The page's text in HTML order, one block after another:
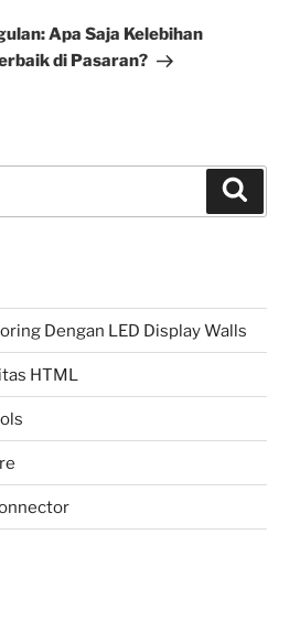
Apa Saja Kelebihan
di Pasaran?
Dengan LED Display Walls
HTML